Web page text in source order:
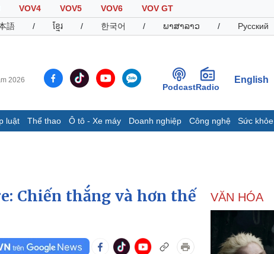
VOV4 VOV5 VOV6
VOV GT
語 / ខ្មែរ / 한국어 / ພາສາລາວ / Русский
2026
PodcastRadio
English
luật Thể thao Ô tô - Xe máy Doanh nghiệp Công nghệ Sức khỏe
E-Magazine
Infographic
Ô tô - Xe máy
Doanh nghiệp
Chiến thắng và hơn thế
VĂN HÓA